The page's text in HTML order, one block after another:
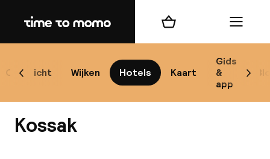
Home
Overzicht Wijken Hotels Kaart
Gids
&
app
Scroll naar links
Winkelmand Menu
Kossak